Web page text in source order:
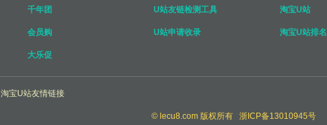
千年团
会员购
大乐促
U站友链检测工具
U站申请收录
淘宝U站
淘宝U站排名
淘宝U站友情链接
© lecu8.com 版权所有 浙ICP备13010945号